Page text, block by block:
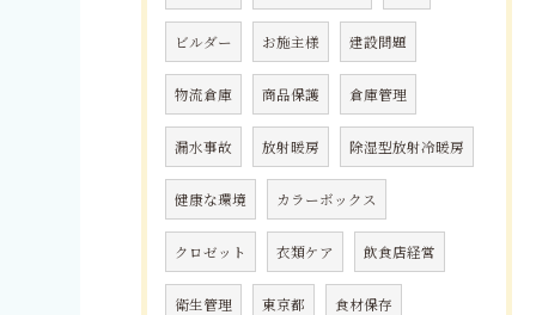
ビルダー お施主様 建設問題
物流倉庫 商品保護 倉庫管理
漏水事故 放射暖房 除湿型放射冷暖房
健康な環境 カラーボックス
クロゼット 衣類ケア 飲食店経営
衛生管理 東京都 食材保存